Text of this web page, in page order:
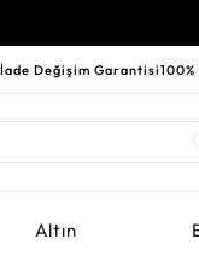
İade Değişim Garantisi
Altın